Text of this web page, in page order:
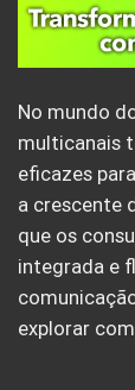
No mundo
multicanais
eficazes
a crescente
que os
integrada e
explorar